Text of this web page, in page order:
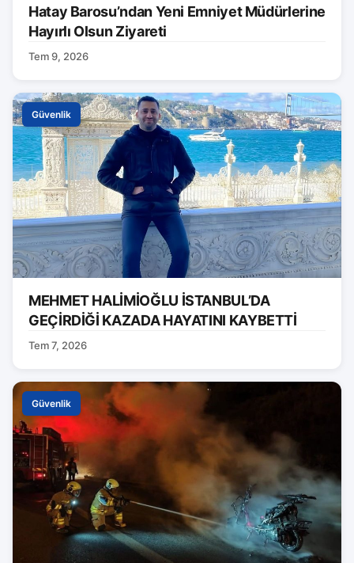
Hatay Barosu’ndan Yeni Emniyet Müdürlerine
Hayırlı Olsun Ziyareti
Tem 9, 2026
Güvenlik
MEHMET HALİMİOĞLU İSTANBUL’DA
GEÇİRDİĞİ KAZADA HAYATINI KAYBETTİ
Tem 7, 2026
Güvenlik